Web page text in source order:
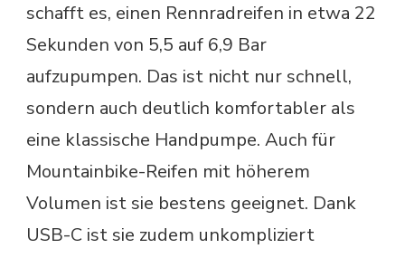
schafft es, einen Rennradreifen in etwa 22
Sekunden von 5,5 auf 6,9 Bar
aufzupumpen. Das ist nicht nur schnell,
sondern auch deutlich komfortabler als
eine klassische Handpumpe. Auch für
Mountainbike-Reifen mit höherem
Volumen ist sie bestens geeignet. Dank
USB-C ist sie zudem unkompliziert